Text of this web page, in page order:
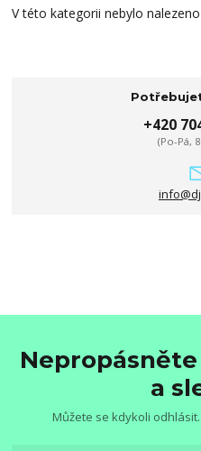
V této kategorii nebylo
+420
(Po-Pá,
a
Můžete se kdykoli